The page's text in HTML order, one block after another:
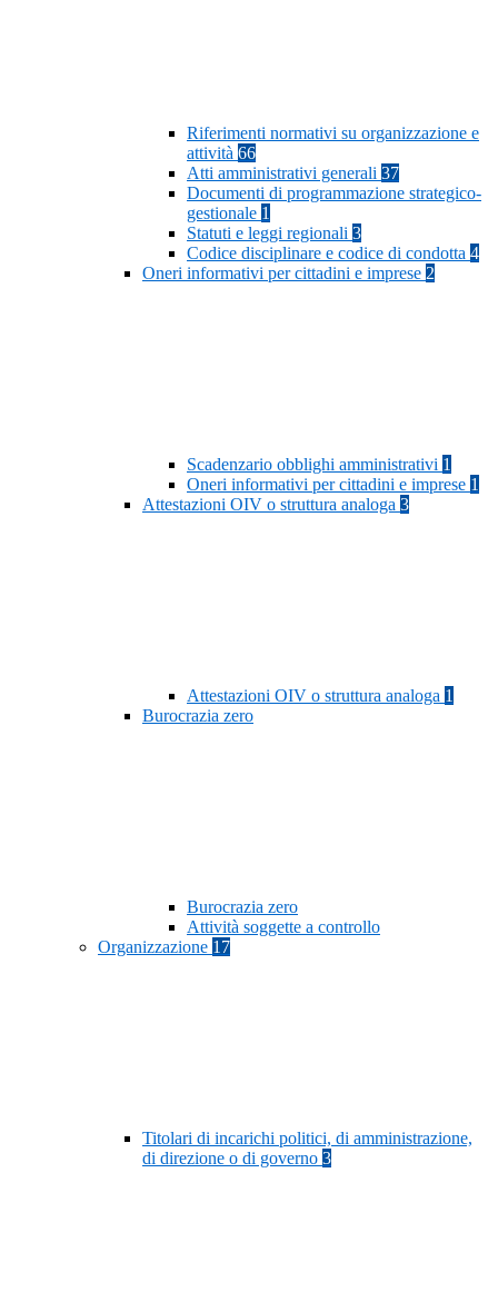
Riferimenti normativi su organizzazione e
attività 66
Atti amministrativi generali 37
Documenti di programmazione strategico-
gestionale 1
Statuti e leggi regionali 3
Codice disciplinare e codice di condotta 4
Oneri informativi per cittadini e imprese 2
Scadenzario obblighi amministrativi 1
Oneri informativi per cittadini e imprese 1
Attestazioni OIV o struttura analoga 3
Attestazioni OIV o struttura analoga 1
Burocrazia zero
Burocrazia zero
Attività soggette a controllo
Organizzazione 17
Titolari di incarichi politici, di amministrazione,
di direzione o di governo 3